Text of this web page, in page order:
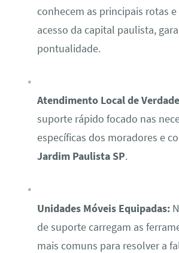
conhecem as principais rotas e
acesso da capital paulista,
pontualidade.
Atendimento Local de
suporte rápido focado nas
específicas dos moradores e
Jardim Paulista SP.
Unidades Móveis Equipadas:
de suporte carregam as
mais comuns para resolver a